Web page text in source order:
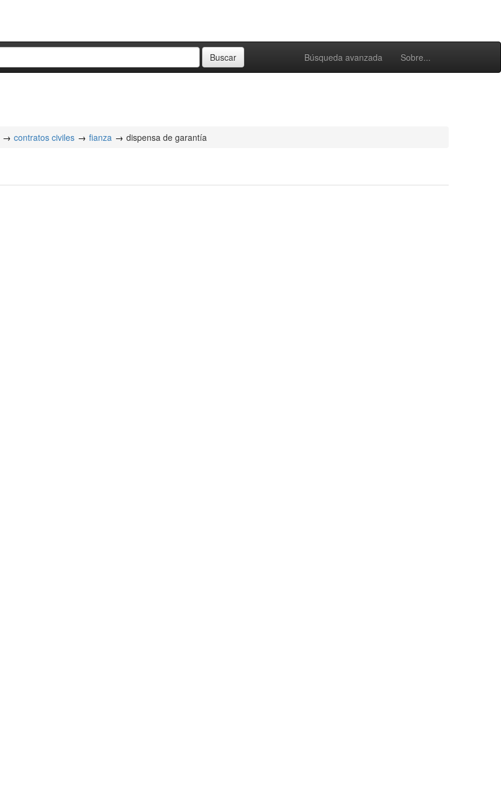
Búsqueda avanzada Sobre...
contratos civiles fianza dispensa de garantía